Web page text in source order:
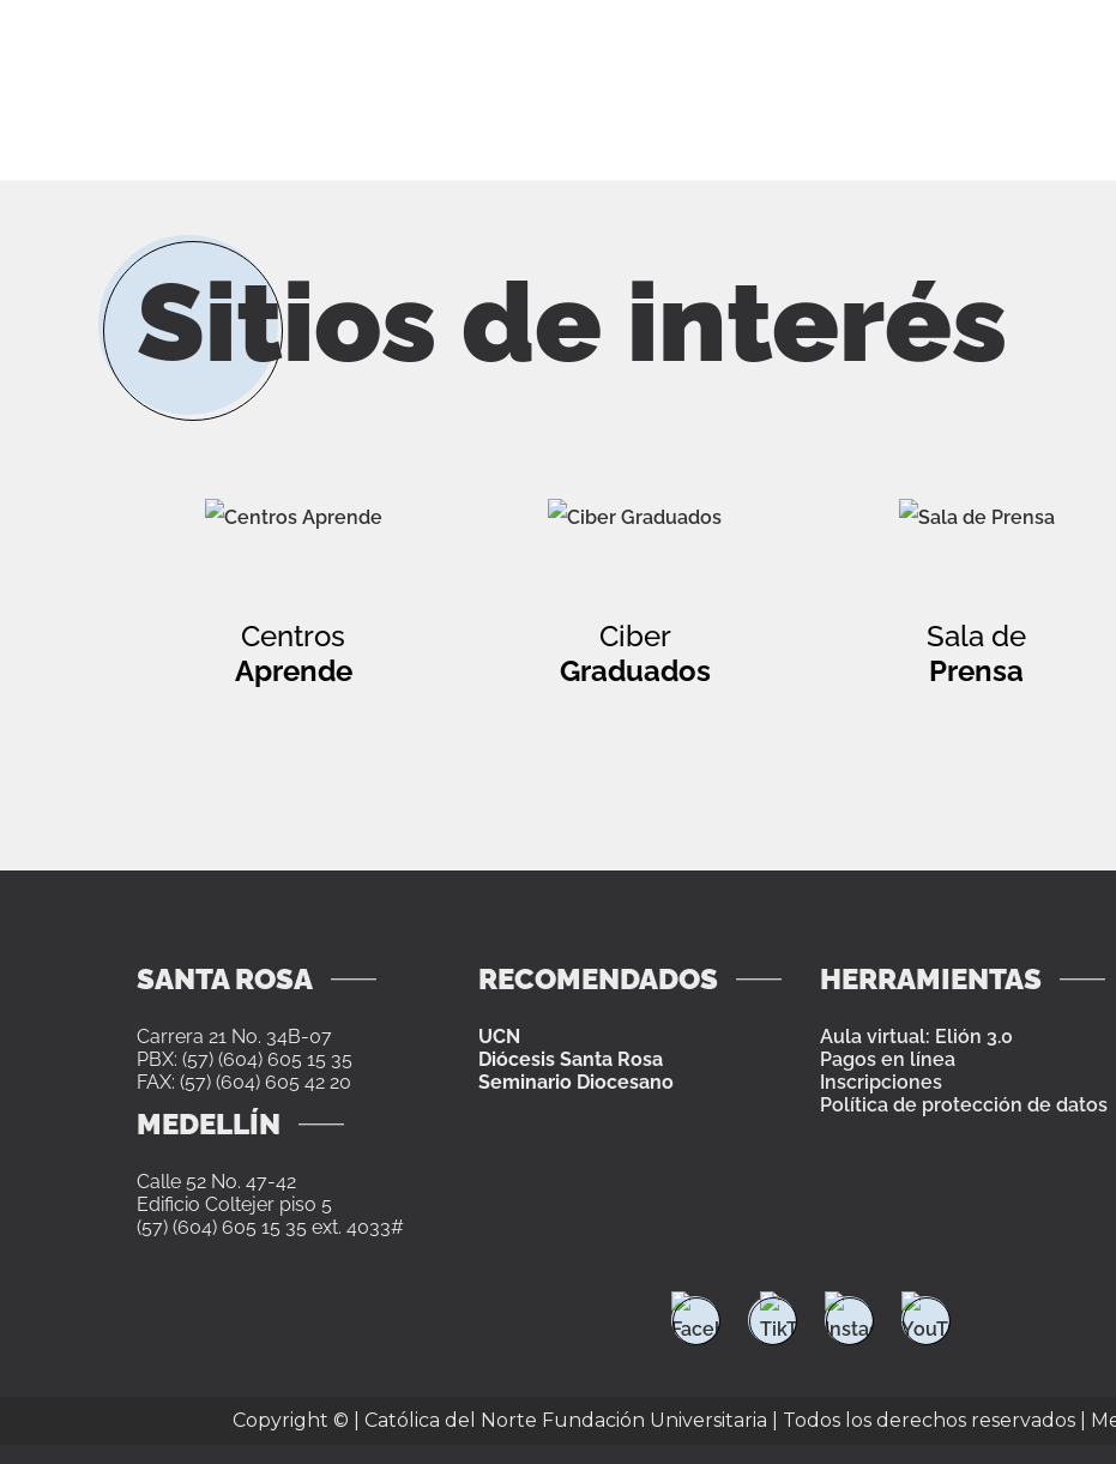
Sitios de interés
Centros
Aprende
Ciber
Graduados
Sala de
Prensa
SANTA ROSA
Carrera 21 No. 34B-07
PBX: (57) (604) 605 15 35
FAX: (57) (604) 605 42 20
MEDELLÍN
Calle 52 No. 47-42
Edificio Coltejer piso 5
(57) (604) 605 15 35 ext. 4033#
RECOMENDADOS
UCN
Diócesis Santa Rosa
Seminario Diocesano
HERRAMIENTAS
Aula virtual: Elión 3.0
Pagos en línea
Inscripciones
Política de protección de datos
Copyright © | Católica del Norte Fundación Universitaria | Todos los derechos reservados |